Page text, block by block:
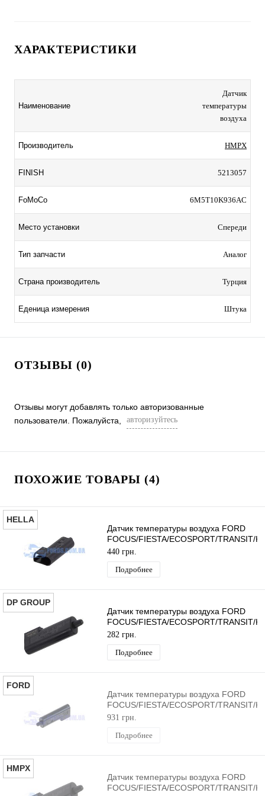
ХАРАКТЕРИСТИКИ
Наименование
Датчик
температуры
воздуха
Производитель HMPX
FINISH 5213057
FoMoCo 6M5T10K936AC
Место установки Спереди
Тип запчасти Аналог
Страна производитель Турция
Еденица измерения Штука
ОТЗЫВЫ (0)
Отзывы могут добавлять только авторизованные
пользователи. Пожалуйста,
авторизуйтесь
ПОХОЖИЕ ТОВАРЫ (4)
HELLA
Датчик температуры воздуха FORD
FOCUS/FIESTA/ECOSPORT/TRANSIT/
HELLA
440 грн.
Подробнее
DP GROUP
Датчик температуры воздуха FORD
FOCUS/FIESTA/ECOSPORT/TRANSIT/
DP GROUP
282 грн.
Подробнее
FORD
Датчик температуры воздуха FORD
FOCUS/FIESTA/ECOSPORT/TRANSIT/
ORIGINAL
931 грн.
Подробнее
HMPX
Датчик температуры воздуха FORD
FOCUS/FIESTA/ECOSPORT/TRANSIT/